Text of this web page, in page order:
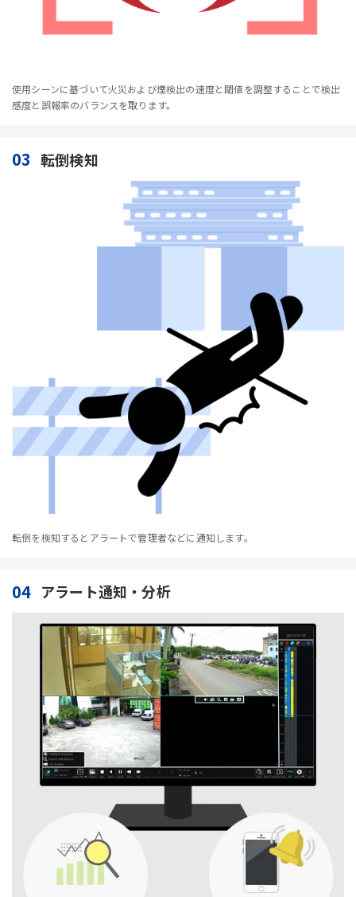
使用シーンに基づいて火災および煙検出の速度と閾値を調整することで検出
感度と誤報率のバランスを取ります。
03 転倒検知
転倒を検知するとアラートで管理者などに通知します。
04 アラート通知・分析